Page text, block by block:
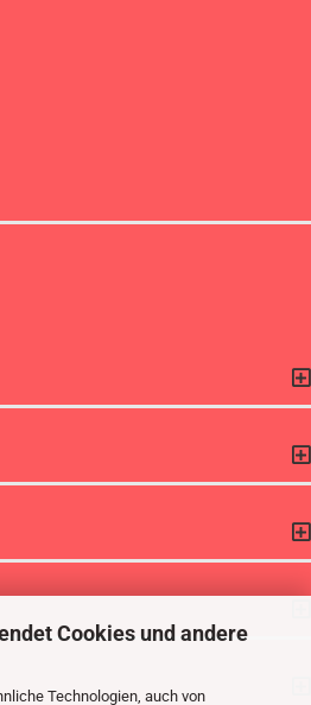
Cookies und andere
Technologien, auch von